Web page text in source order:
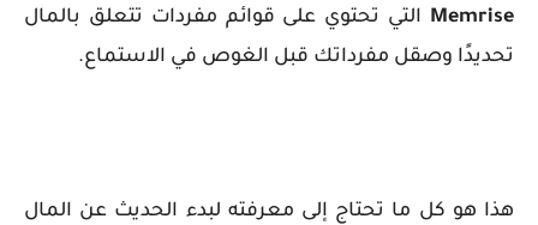
Memrise التي تحتوي على قوائم مفردات تتعلق بالمال
تحديدًا وصقل مفرداتك قبل الغوص في الاستماع.
هذا هو كل ما تحتاج إلى معرفته لبدء الحديث عن المال